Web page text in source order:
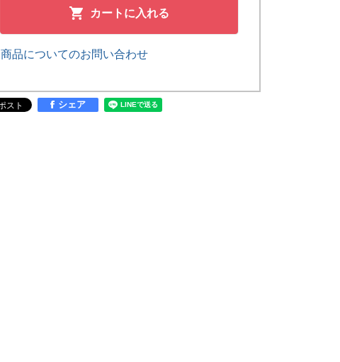
カートに入れる
商品についてのお問い合わせ
シェア